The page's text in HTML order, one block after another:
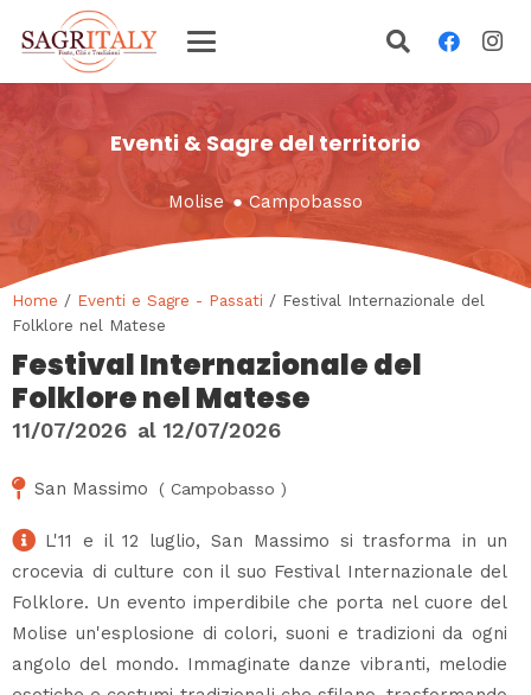
Eventi & Sagre del territorio
Molise ●Campobasso
Home / Eventi e Sagre - Passati / Festival Internazionale del
Folklore nel Matese
Festival Internazionale del
Folklore nel Matese
11/07/2026 al 12/07/2026
San Massimo ( Campobasso )
L'11 e il 12 luglio, San Massimo si trasforma in un
crocevia di culture con il suo Festival Internazionale del
Folklore. Un evento imperdibile che porta nel cuore del
Molise un'esplosione di colori, suoni e tradizioni da ogni
angolo del mondo. Immaginate danze vibranti, melodie